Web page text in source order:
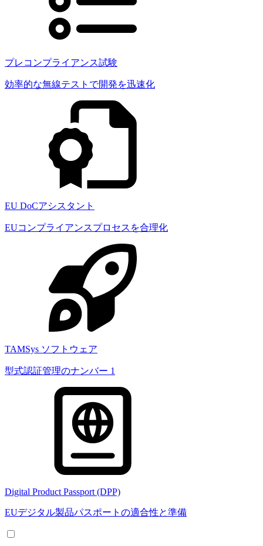
プレコンプライアンス試験
効率的な無線テストで開発を迅速化
EU DoCアシスタント
EUコンプライアンスプロセスを合理化
TAMSys ソフトウェア
型式認証管理のナンバー 1
Digital Product Passport (DPP)
EUデジタル製品パスポートの適合性と準備